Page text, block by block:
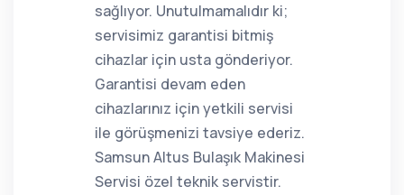
sağlıyor. Unutulmamalıdır ki;
servisimiz garantisi bitmiş
cihazlar için usta gönderiyor.
Garantisi devam eden
cihazlarınız için yetkili servisi
ile görüşmenizi tavsiye ederiz.
Samsun Altus Bulaşık Makinesi
Servisi özel teknik servistir.